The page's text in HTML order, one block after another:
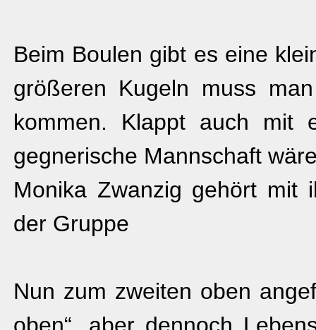
Beim Boulen gibt es eine
größeren Kugeln muss
kommen. Klappt auch mit
gegnerische Mannschaft
Monika Zwanzig gehört mit
der Gruppe
Nun zum zweiten oben